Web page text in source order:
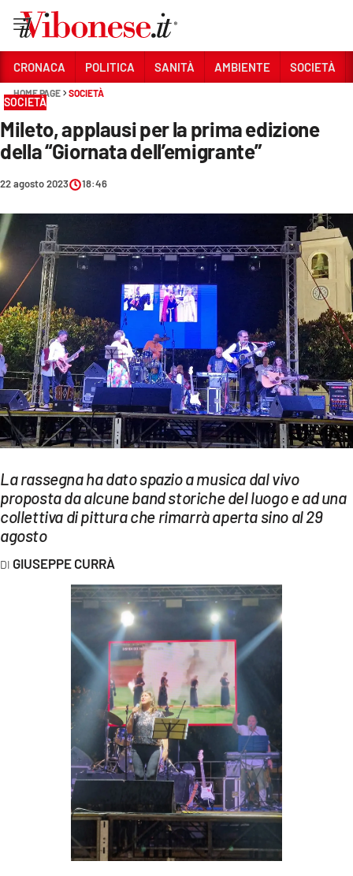
Sezioni
CRONACA
POLITICA
SANITÀ
AMBIENTE
SOCIETÀ
CULTURA
ECONOMIA E LAVORO
EVENTI
SPORT
Streaming
LAC NETWORK
LAC ONAIR
LACONAIR.IT
LACITYMAG.IT
ILREGGINO.IT
COSENZACHANNEL.IT
CATANZAROCHANNEL.IT
CRONACA POLITICA SANITÀ AMBIENTE SOCIETÀ
HOME PAGE SOCIETÀ
SOCIETÀ
Mileto, applausi per la prima edizione
della “Giornata dell’emigrante”
22 agosto 2023 18:46
La rassegna ha dato spazio a musica dal vivo
proposta da alcune band storiche del luogo e ad una
collettiva di pittura che rimarrà aperta sino al 29
agosto
GIUSEPPE CURRÀ